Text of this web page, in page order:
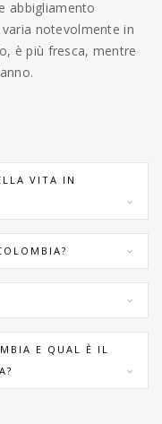
abbigliamento
notevolmente in
è più fresca, mentre
VITA IN
E QUAL È IL